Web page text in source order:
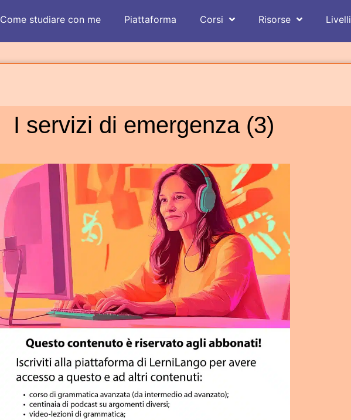
Come studiare con me Piattaforma Corsi Risorse Livelli
I servizi di emergenza (3)